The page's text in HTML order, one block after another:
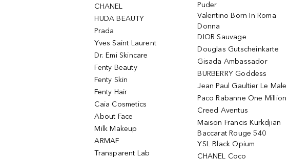
CHANEL
HUDA BEAUTY
Prada
Yves Saint Laurent
Dr. Emi Skincare
Fenty Beauty
Fenty Skin
Fenty Hair
Caia Cosmetics
About Face
Milk Makeup
ARMAF
Transparent Lab
Puder
Valentino Born In Roma
Donna
DIOR Sauvage
Douglas Gutscheinkarte
Gisada Ambassador
BURBERRY Goddess
Jean Paul Gaultier Le Male
Paco Rabanne One Million
Creed Aventus
Maison Francis Kurkdjian
Baccarat Rouge 540
YSL Black Opium
CHANEL Coco